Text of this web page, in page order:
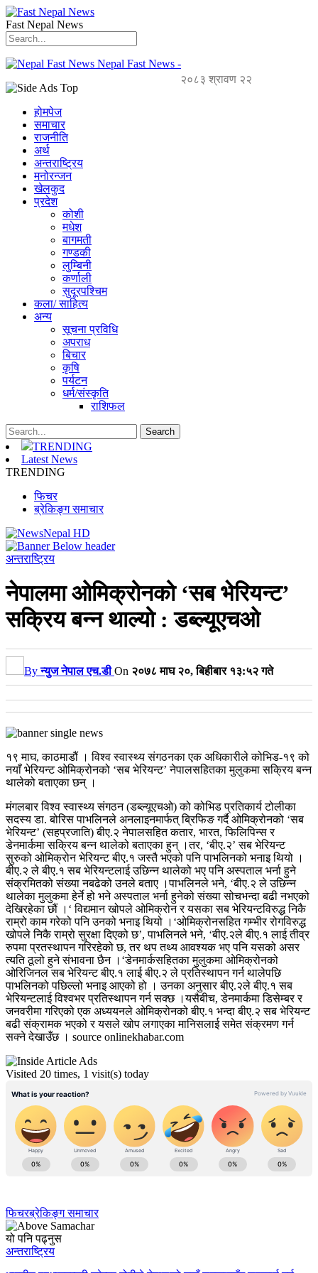
Fast Nepal News
Nepal Fast News -
२०८३ श्रावण २२
होमपेज
समाचार
राजनीति
अर्थ
अन्तराष्ट्रिय
मनोरन्जन
खेलकुद
प्रदेश
कोशी
मधेश
बागमती
गण्डकी
लुम्बिनी
कर्णाली
सुदूरपश्चिम
कला/ साहित्य
अन्य
सूचना प्रविधि
अपराध
बिचार
कृषि
पर्यटन
धर्म/संस्कृति
राशिफल
TRENDING
Latest News
TRENDING
फिचर
ब्रेकिङ्ग समाचार
अन्तराष्ट्रिय
नेपालमा ओमिक्रोनको ‘सब भेरियन्ट’
सक्रिय बन्न थाल्यो : डब्ल्यूएचओ
Byन्युज नेपाल एच.डी On २०७८ माघ २०, बिहीबार १३:५२ गते
१९ माघ, काठमाडौं । विश्व स्वास्थ्य संगठनका एक अधिकारीले कोभिड-१९ को
नयाँ भेरियन्ट ओमिक्रोनको ‘सब भेरियन्ट’ नेपालसहितका मुलुकमा सक्रिय बन्न
थालेको बताएका छन् ।
मंगलबार विश्व स्वास्थ्य संगठन (डब्ल्यूएचओ) को कोभिड प्रतिकार्य टोलीका
सदस्य डा. बोरिस पाभलिनले अनलाइनमार्फत् ब्रिफिङ गर्दै ओमिक्रोनको ‘सब
भेरियन्ट’ (सहप्रजाति) बीए.२ नेपालसहित कतार, भारत, फिलिपिन्स र
डेनमार्कमा सक्रिय बन्न थालेको बताएका हुन् ।तर, ‘बीए.२’ सब भेरियन्ट
सुरुको ओमिक्रोन भेरियन्ट बीए.१ जस्तै भएको पनि पाभलिनको भनाइ थियो ।
बीए.२ ले बीए.१ सब भेरियन्टलाई उछिन्न थालेको भए पनि अस्पताल भर्ना हुने
संक्रमितको संख्या नबढेको उनले बताए ।पाभलिनले भने, ‘बीए.२ ले उछिन्न
थालेका मुलुकमा हेर्ने हो भने अस्पताल भर्ना हुनेको संख्या सोचभन्दा बढी नभएको
देखिरहेका छौं ।‘ विद्यमान खोपले ओमिक्रोन र यसका सब भेरियन्टविरुद्ध निकै
राम्रो काम गरेको पनि उनको भनाइ थियो ।‘ओमिक्रोनसहित गम्भीर रोगविरुद्ध
खोपले निकै राम्रो सुरक्षा दिएको छ’, पाभलिनले भने, ‘बीए.२ले बीए.१ लाई तीव्र
रुपमा प्रतस्थापन गरिरहेको छ, तर थप तथ्य आवश्यक भए पनि यसको असर
त्यति ठूलो हुने संभावना छैन ।‘डेनमार्कसहितका मुलुकमा ओमिक्रोनको
ओरिजिनल सब भेरियन्ट बीए.१ लाई बीए.२ ले प्रतिस्थापन गर्न थालेपछि
पाभलिनको पछिल्लो भनाइ आएको हो । उनका अनुसार बीए.२ले बीए.१ सब
भेरियन्टलाई विश्वभर प्रतिस्थापन गर्न सक्छ ।यसैबीच, डेनमार्कमा डिसेम्बर र
जनवरीमा गरिएको एक अध्ययनले ओमिक्रोनको बीए.१ भन्दा बीए.२ सब भेरियन्ट
बढी संक्रामक भएको र यसले खोप लगाएका मानिसलाई समेत संक्रमण गर्न
सक्ने देखाउँछ । source onlinekhabar.com
Visited 20 times, 1 visit(s) today
फिचरब्रेकिङ्ग समाचार
यो पनि पढ्नुस
अन्तराष्ट्रिय